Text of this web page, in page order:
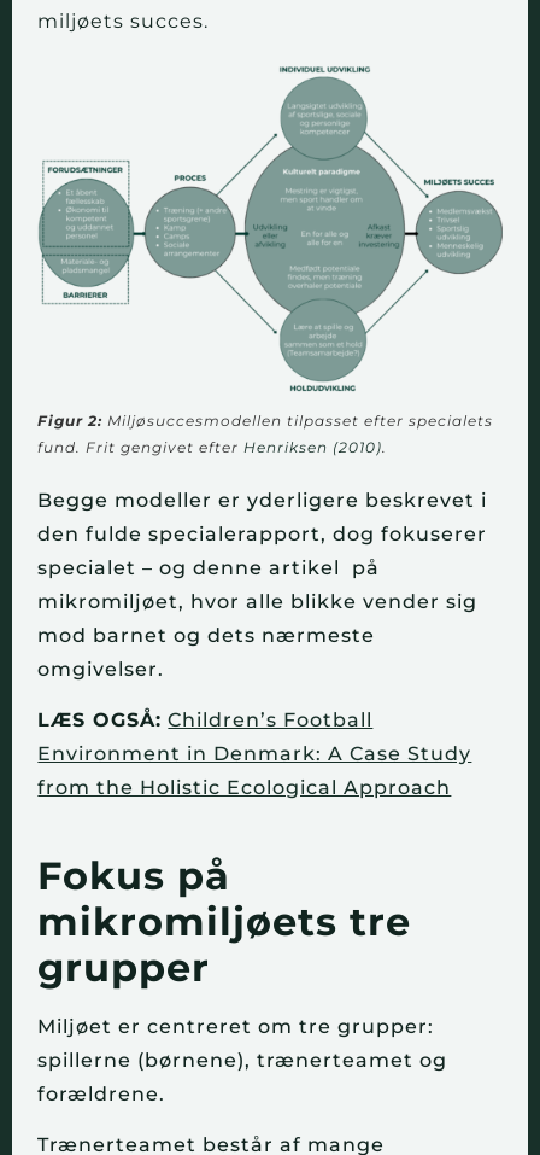
miljøets succes.
Figur 2: Miljøsuccesmodellen tilpasset efter specialets
fund. Frit gengivet efter Henriksen (2010)
Begge modeller er yderligere beskrevet i
den fulde specialerapport, dog fokuserer
specialet – og denne artikel på
mikromiljøet, hvor alle blikke vender sig
mod barnet og dets nærmeste
omgivelser.
LÆS OGSÅ: Children’s Football
Environment in Denmark: A Case Study
from the Holistic Ecological Approach
Fokus på
mikromiljøets tre
grupper
Miljøet er centreret om tre grupper:
spillerne (børnene), trænerteamet og
forældrene.
Trænerteamet består af mange